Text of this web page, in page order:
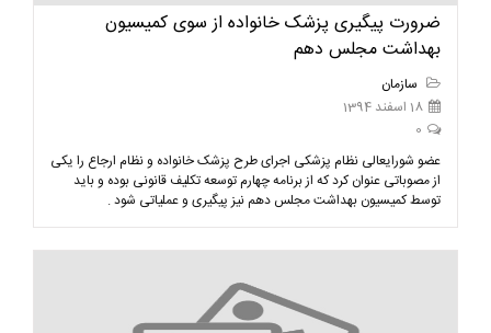
ضرورت پیگیری پزشک خانواده از سوی کمیسیون
بهداشت مجلس دهم
سازمان
18 اسفند 1394
0
عضو شورایعالی نظام پزشکی اجرای طرح پزشک خانواده و نظام ارجاع را یکی
از مصوباتی عنوان کرد که از برنامه چهارم توسعه تکلیف قانونی بوده و باید
توسط کمیسیون بهداشت مجلس دهم نیز پیگیری و عملیاتی شود .